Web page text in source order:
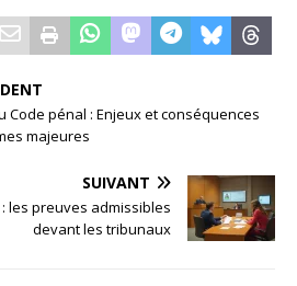
Code pénal : Enjeux et conséquences
majeures
SUIVANT
les preuves admissibles
devant les tribunaux